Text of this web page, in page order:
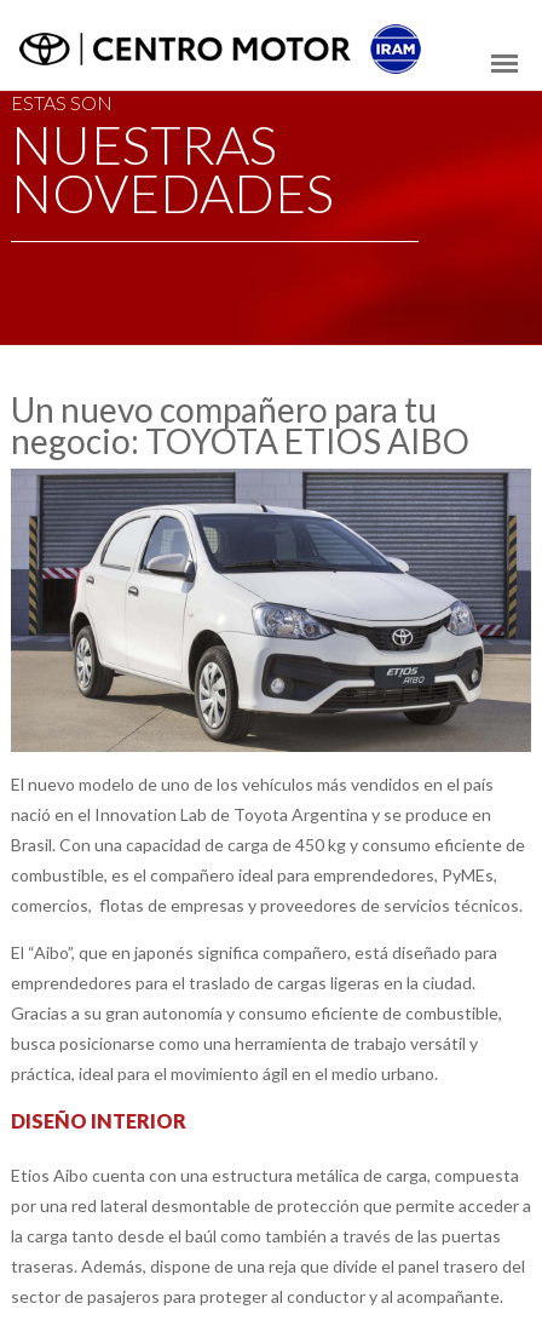
ESTAS SON
NUESTRAS
NOVEDADES
Un nuevo compañero para tu
negocio: TOYOTA ETIOS AIBO
El nuevo modelo de uno de los vehículos más vendidos en el país
nació en el Innovation Lab de Toyota Argentina y se produce en
Brasil. Con una capacidad de carga de 450 kg y consumo eficiente de
combustible, es el compañero ideal para emprendedores, PyMEs,
comercios, flotas de empresas y proveedores de servicios técnicos.
El “Aibo”, que en japonés significa compañero, está diseñado para
emprendedores para el traslado de cargas ligeras en la ciudad.
Gracias a su gran autonomía y consumo eficiente de combustible,
busca posicionarse como una herramienta de trabajo versátil y
práctica, ideal para el movimiento ágil en el medio urbano.
DISEÑO INTERIOR
Etios Aibo cuenta con una estructura metálica de carga, compuesta
por una red lateral desmontable de protección que permite acceder a
la carga tanto desde el baúl como también a través de las puertas
traseras. Además, dispone de una reja que divide el panel trasero del
sector de pasajeros para proteger al conductor y al acompañante.